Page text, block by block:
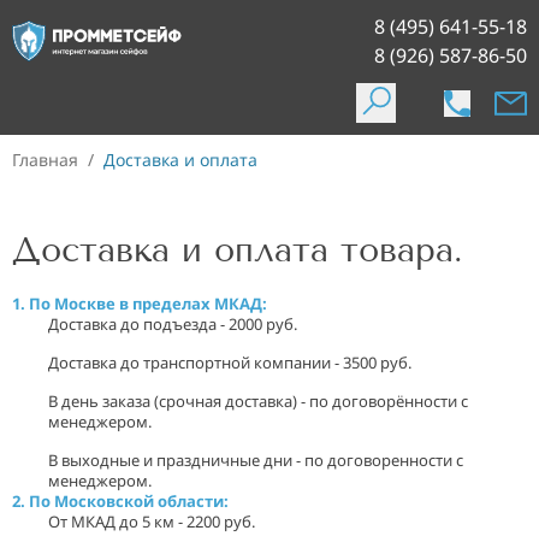
8 (495) 641-55-18
8 (926) 587-86-50
Главная / Доставка и оплата
Доставка и оплата товара.
1. По Москве в пределах МКАД:
Доставка до подъезда - 2000 руб.
Доставка до транспортной компании - 3500 руб.
В день заказа (срочная доставка) - по договорённости с
менеджером.
В выходные и праздничные дни - по договоренности с
менеджером.
2. По Московской области:
От МКАД до 5 км - 2200 руб.